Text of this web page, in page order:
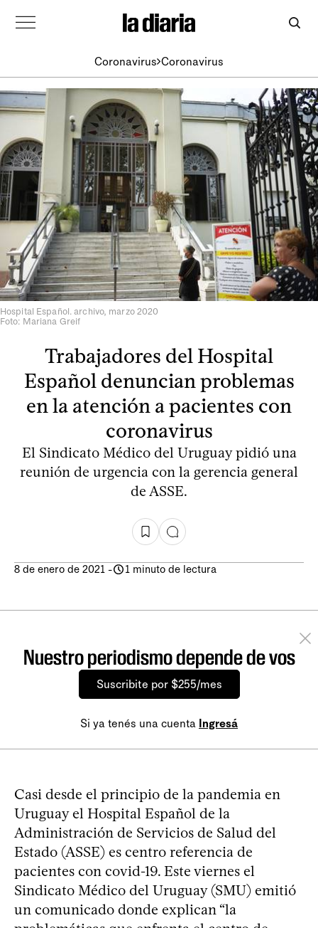
Coronavirus Coronavirus
Hospital Español. archivo, marzo 2020
Foto: Mariana Greif
Trabajadores del Hospital
Español denuncian problemas
en la atención a pacientes con
coronavirus
El Sindicato Médico del Uruguay pidió una
reunión de urgencia con la gerencia general
de ASSE.
8 de enero de 2021 - 1 minuto de lectura
Nuestro periodismo depende de vos
Suscribite por $255/mes
Si ya tenés una cuenta Ingresá
Casi desde el principio de la pandemia en
Uruguay el Hospital Español de la
Administración de Servicios de Salud del
Estado (ASSE) es centro referencia de
pacientes con covid-19. Este viernes el
Sindicato Médico del Uruguay (SMU) emitió
un comunicado donde explican “la